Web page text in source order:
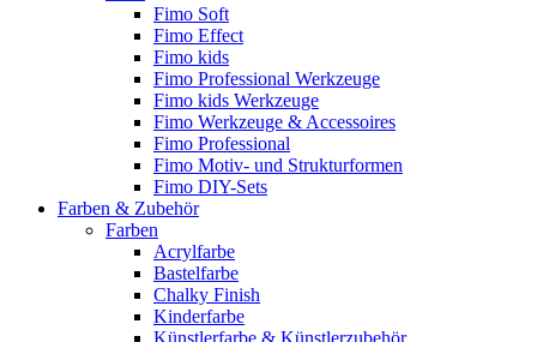
Fimo Soft
Fimo Effect
Fimo kids
Fimo Professional Werkzeuge
Fimo kids Werkzeuge
Fimo Werkzeuge & Accessoires
Fimo Professional
Fimo Motiv- und Strukturformen
Fimo DIY-Sets
Farben & Zubehör
Farben
Acrylfarbe
Bastelfarbe
Chalky Finish
Kinderfarbe
Künstlerfarbe & Künstlerzubehör